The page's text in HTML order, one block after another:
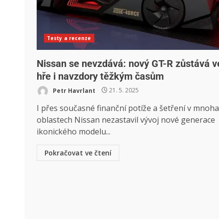
Testy a recenze
Nissan se nevzdává: nový GT-R zůstává
hře i navzdory těžkým časům
Petr Havrlant 21. 5. 2025
I přes současné finanční potíže a šetření v mnoha
oblastech Nissan nezastavil vývoj nové generace
ikonického modelu...
Pokračovat ve čtení